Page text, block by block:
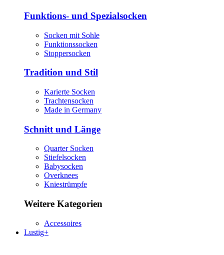
Funktions- und Spezialsocken
Socken mit Sohle
Funktionssocken
Stoppersocken
Tradition und Stil
Karierte Socken
Trachtensocken
Made in Germany
Schnitt und Länge
Quarter Socken
Stiefelsocken
Babysocken
Overknees
Kniestrümpfe
Weitere Kategorien
Accessoires
Lustig+